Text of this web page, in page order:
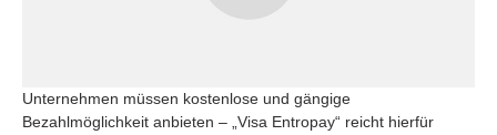
Unternehmen müssen kostenlose und gängige
Bezahlmöglichkeit anbieten – „Visa Entropay“ reicht hierfür